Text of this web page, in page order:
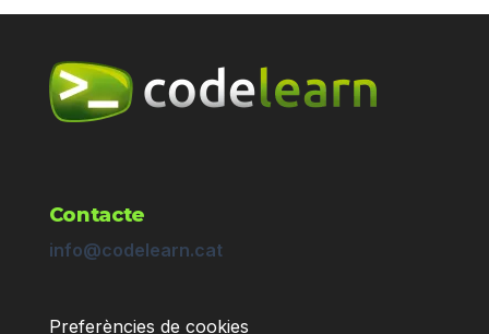
Contacte
info@codelearn.cat
Preferències de cookies